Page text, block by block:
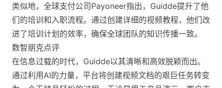
类似地，全球支付公司Payoneer指出，Guidde提升了他
们的培训和入职流程。通过创建详细的视频教程，他们改
进了培训计划的效率，确保全球团队的知识传播一致​。
数智朋克点评
在信息过载的时代，Guidde以其清晰和高效脱颖而出。
通过利用AI的力量，平台将创建视频文档的艰巨任务转变